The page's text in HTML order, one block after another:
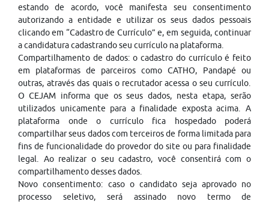
estando de acordo, você manifesta seu consentimento
autorizando a entidade e utilizar os seus dados pessoais
clicando em “Cadastro de Currículo” e, em seguida, continuar
a candidatura cadastrando seu currículo na plataforma.
Compartilhamento de dados: o cadastro do currículo é feito
em plataformas de parceiros como CATHO, Pandapé ou
outras, através das quais o recrutador acessa o seu currículo.
O CEJAM informa que os seus dados, nesta etapa, serão
utilizados unicamente para a finalidade exposta acima. A
plataforma onde o currículo fica hospedado poderá
compartilhar seus dados com terceiros de forma limitada para
fins de funcionalidade do provedor do site ou para finalidade
legal. Ao realizar o seu cadastro, você consentirá com o
compartilhamento desses dados.
Novo consentimento: caso o candidato seja aprovado no
processo seletivo, será assinado novo termo de